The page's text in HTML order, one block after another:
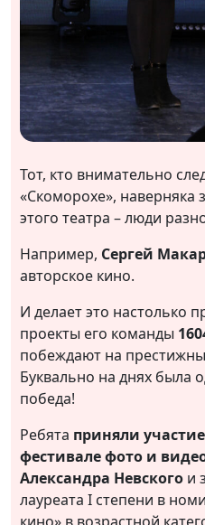
Тот, кто внимательно
«Скоморохе», наверняка
этого театра – люди
Например, Сергей
авторское кино.
И делает это настолько
проекты его команды
побеждают на
Буквально на днях была
победа!
Ребята приняли
фестивале фото и
Александра Невского и
лауреата I степени в